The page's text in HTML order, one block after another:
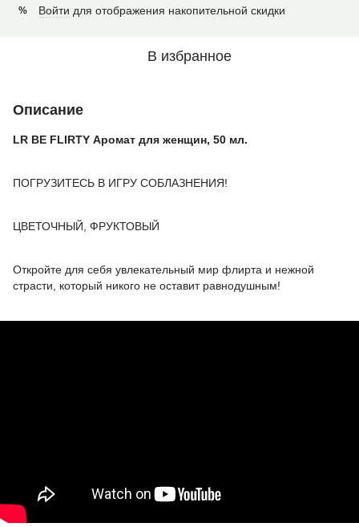
% Войти для отображения накопительной скидки
В избранное
Описание
LR BE FLIRTY Аромат для женщин, 50 мл.
ПОГРУЗИТЕСЬ В ИГРУ СОБЛАЗНЕНИЯ!
ЦВЕТОЧНЫЙ, ФРУКТОВЫЙ
Откройте для себя увлекательный мир флирта и нежной
страсти, который никого не оставит равнодушным!